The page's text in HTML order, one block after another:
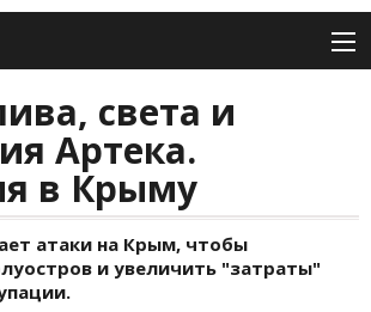
света и
Артека.
в Крыму
атаки на Крым, чтобы
и увеличить "затраты"